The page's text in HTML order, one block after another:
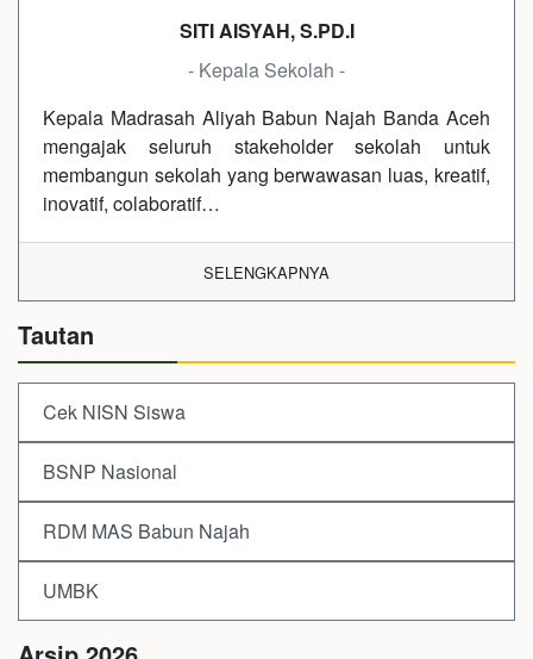
SITI AISYAH, S.PD.I
- Kepala Sekolah -
Kepala Madrasah Aliyah Babun Najah Banda Aceh
mengajak seluruh stakeholder sekolah untuk
membangun sekolah yang berwawasan luas, kreatif,
inovatif, colaboratif…
SELENGKAPNYA
Tautan
Cek NISN Siswa
BSNP Nasional
RDM MAS Babun Najah
UMBK